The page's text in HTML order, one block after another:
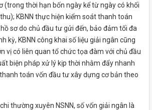
(trong thời hạn bốn ngày kể từ ngày có khối
KBNN thực hiện kiểm soát thanh toán
sơ do chủ đầu tư gửi đến, bảo đảm tối đa
kỳ, KBNN công khai số liệu giải ngân cũng
vị có liên quan tổ chức tọa đàm với chủ đầu
biện pháp xử lý kịp thời nhằm đẩy nhanh
toán vốn đầu tư xây dựng cơ bản theo
thường xuyên NSNN, số vốn giải ngân là